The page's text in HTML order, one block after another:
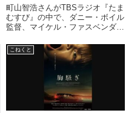
町山智浩さんがTBSラジオ『たま
むすび』の中で、ダニー・ボイル
監督、マイケル・ファスベンダー
ズ（Steve Jobs）』について話
していました。（町山智浩）今日
はですね、『スティーブ・ジョブ
ズ（Steve Jo...
こねくと